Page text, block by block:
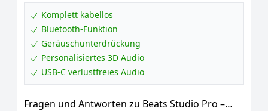
Komplett kabellos
Bluetooth-Funktion
Geräuschunterdrückung
Personalisiertes 3D Audio
USB-C verlustfreies Audio
Fragen und Antworten zu Beats Studio Pro –